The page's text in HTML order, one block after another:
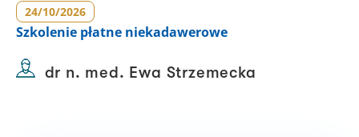
24/10/2026
Szkolenie płatne niekadawerowe
dr n. med. Ewa Strzemecka